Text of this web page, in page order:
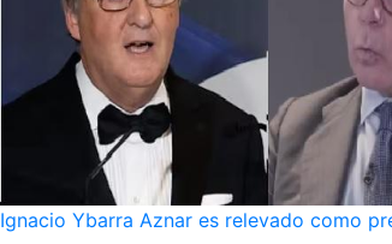
Ignacio Ybarra Aznar es relevado como